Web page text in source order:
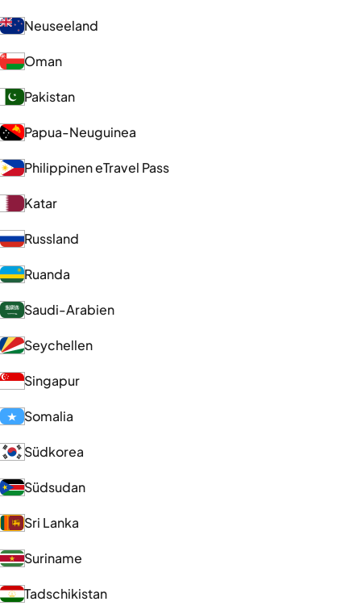
Neuseeland
Oman
Pakistan
Papua-Neuguinea
Philippinen eTravel Pass
Katar
Russland
Ruanda
Saudi-Arabien
Seychellen
Singapur
Somalia
Südkorea
Südsudan
Sri Lanka
Suriname
Tadschikistan